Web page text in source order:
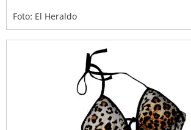
Foto: El Heraldo